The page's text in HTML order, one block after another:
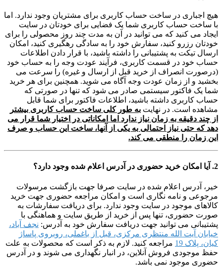
هیچ اجباری در ساخت حساب کاربری برای مشتریان وجود ندارد. اما
با ساخت حساب کاربری شما یک فضایی برای خودتان در سایت
ایجاد می کنید که می توانید در آن به مدت چند روز محصولی را برای
خودتان رزرو کنید، سفارش خود را به سادگی رهگیری کنید، امکان
ارسال تیکت به پشتیبانی را داشته باشید، با قرار دادن اطلاعات
حساب خود در قسمت کاربری، فرآیند عودت وجه را به حساب خود
(درصورت انصراف از خرید قبل از ارسال و غیره) را سرعت می
بخشید و از زمان عودت وجه آگاه می شوید. همچنین برای هر خرید
شما یک فاکتور سیستمی صادر می شود که تنها در صورتی که
حساب کاربری داشته باشید، اطلاعات فاکتور برای شما قابل
مشاهده است. در نهایت به طور کلی ساخت حساب کاربری بیشتر
از چند دقیقه به زمان نیاز ندارد اما امکاناتی در اختیار شما قرار می
دهد که حتی نیاز احتمالی به یکی از آنها، ساخت این حساب و صرف
این زمان را منطقی می کند.
2. آیا امکان خرید حضوری در آدرس اعلام شده وجود دارد؟
خیر، آدرس اعلام شده در سایت صرفا جهت بازگشت مرسولات
مرجوعی و نامه نگاری است و امکان مراجعه حضوری جهت خرید
کالاهای موجود در سایت وجود ندارد. برای دریافت سفارشات به
صورت حضوری، تنها پس از خرید از طریق سایت و هماهنگی با
پشتیبانی می توانید جهت دریافت سفارش خود به آدرس: نجف آباد،
خیابان آیت الله منتظری مرکزی، قبل از باغملی، روبروی پاساژ
کیان، پلاک 19
مراجعه کنید. لازم به ذکر است که محصولات به علت
حفظ موجودی فروش آنلاین، در انبار نگهداری می شوند و در آدرس
حضوری موجود نمی باشد.